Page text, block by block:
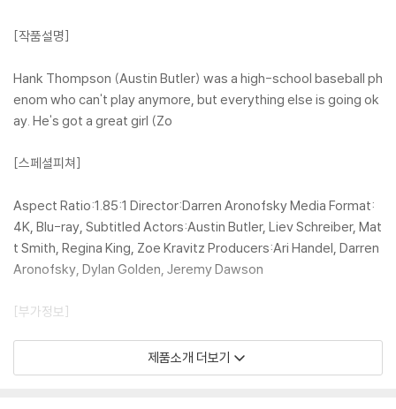
[작품설명]
Hank Thompson (Austin Butler) was a high-school baseball ph
enom who can't play anymore, but everything else is going ok
ay. He's got a great girl (Zo
[스페셜피쳐]
Aspect Ratio:1.85:1 Director:Darren Aronofsky Media Format:
4K, Blu-ray, Subtitled Actors:Austin Butler, Liev Schreiber, Mat
t Smith, Regina King, Zoe Kravitz Producers:Ari Handel, Darren
Aronofsky, Dylan Golden, Jeremy Dawson
[부가정보]
This item is NOT compatible with standard Blu-ray and D
VD players.
제품소개 더보기